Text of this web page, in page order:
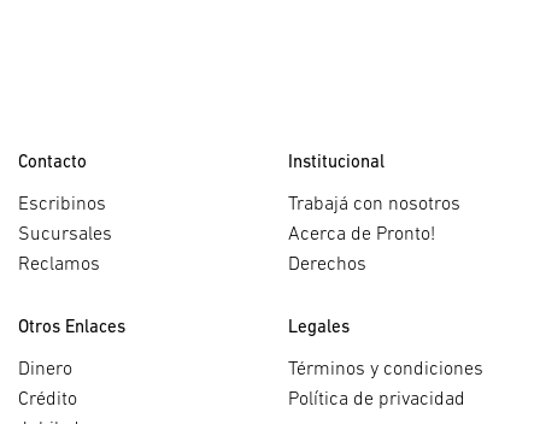
Contacto
Escribinos
Sucursales
Reclamos
Institucional
Trabajá con nosotros
Acerca de Pronto!
Derechos
Otros Enlaces
Dinero
Crédito
Legales
Términos y condiciones
Política de privacidad